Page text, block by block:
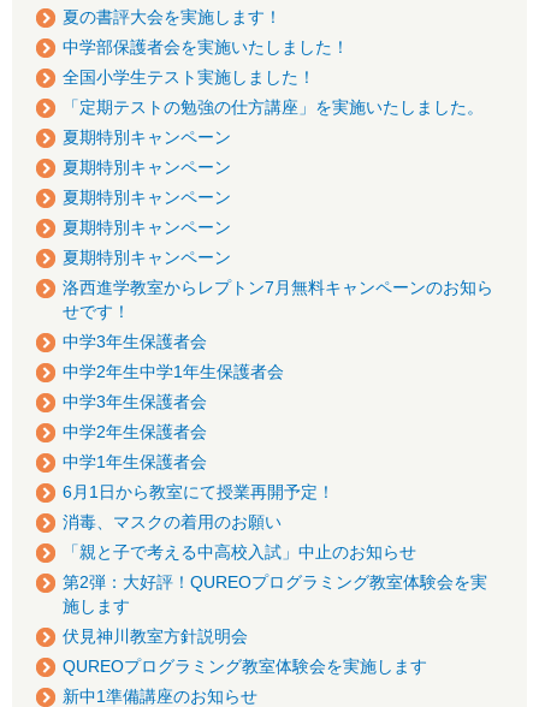
夏の書評大会を実施します！
中学部保護者会を実施いたしました！
全国小学生テスト実施しました！
「定期テストの勉強の仕方講座」を実施いたしました。
夏期特別キャンペーン
夏期特別キャンペーン
夏期特別キャンペーン
夏期特別キャンペーン
夏期特別キャンペーン
洛西進学教室からレプトン7月無料キャンペーンのお知ら
せです！
中学3年生保護者会
中学2年生中学1年生保護者会
中学3年生保護者会
中学2年生保護者会
中学1年生保護者会
6月1日から教室にて授業再開予定！
消毒、マスクの着用のお願い
「親と子で考える中高校入試」中止のお知らせ
第2弾：大好評！QUREOプログラミング教室体験会を実
施します
伏見神川教室方針説明会
QUREOプログラミング教室体験会を実施します
新中1準備講座のお知らせ